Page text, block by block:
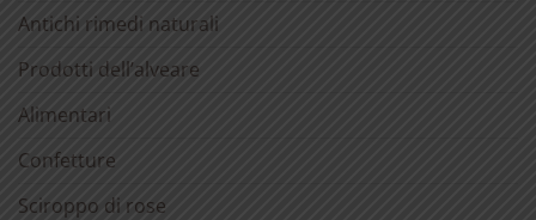
Antichi rimedi naturali
Prodotti dell’alveare
Alimentari
Confetture
Sciroppo di rose